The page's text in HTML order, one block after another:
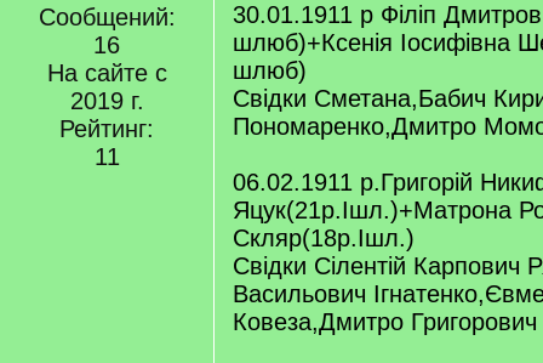
Сообщений:
16
На сайте с
2019 г.
Рейтинг:
11
30.01.1911 р Філіп
шлюб)+Ксенія Іосифівна
шлюб)
Свідки Сметана,Бабич
Пономаренко,Дмитро
06.02.1911 р.Григорій
Яцук(21р.Ішл.)+Матрона
Скляр(18р.Ішл.)
Свідки Сілентій Карпович
Васильович
Ковеза,Дмитро